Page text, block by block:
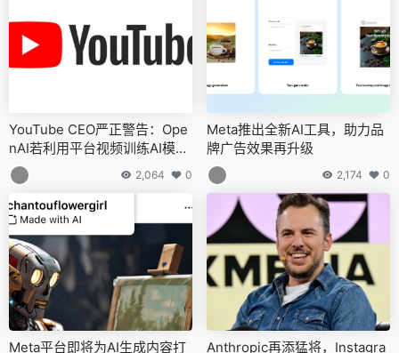
YouTube CEO严正警告：Ope
nAI若利用平台视频训练AI模型
将违规
2,064 0
Meta推出全新AI工具，助力品
牌广告效果再升级
2,174 0
Meta平台即将为AI生成内容打
Anthropic再添猛将，Instagra